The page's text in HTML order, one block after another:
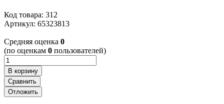
Код товара: 312
Артикул: 65323813
Cредняя оценка 0
(по оценкам 0 пользователей)
В корзину
Сравнить
Отложить